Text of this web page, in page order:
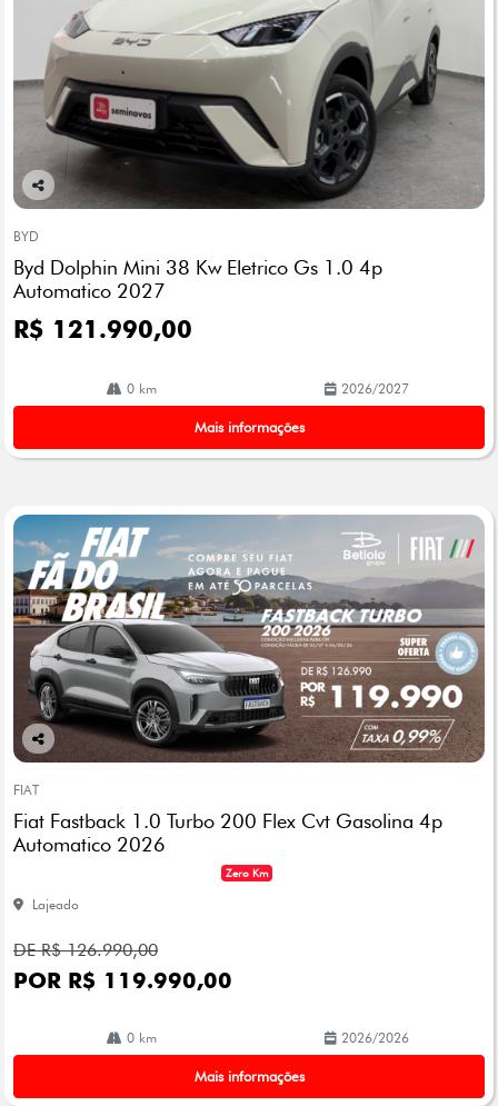
Co
arti
lhe
BYD
Byd Dolphin Mini 38 Kw Eletrico Gs 1.0 4p
Automatico 2027
R$ 121.990,00
0 km 2026/2027
Mais informações
Co
arti
lhe
FIAT
Fiat Fastback 1.0 Turbo 200 Flex Cvt Gasolina 4p
Automatico 2026
Zero Km
Lajeado
DE R$ 126.990,00
POR R$ 119.990,00
0 km 2026/2026
Mais informações